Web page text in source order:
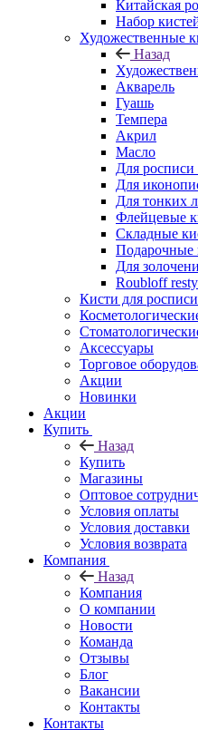
Китайская
Набор
Художественные
Назад
Акварель
Гуашь
Темпера
Акрил
Масло
Для
Для
Для тонких
Флейцевые
Складные
Подарочные
Для
Roubloff
Кисти для
Аксессуары
Торговое
Акции
Новинки
Акции
Купить
Назад
Купить
Магазины
Оптовое
Условия оплаты
Условия доставки
Условия возврата
Компания
Назад
Компания
О компании
Новости
Команда
Отзывы
Блог
Вакансии
Контакты
Контакты